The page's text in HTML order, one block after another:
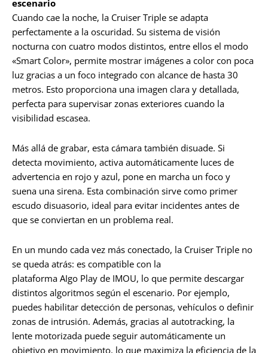
escenario
Cuando cae la noche, la Cruiser Triple se adapta
perfectamente a la oscuridad. Su sistema de visión
nocturna con cuatro modos distintos, entre ellos el modo
«Smart Color», permite mostrar imágenes a color con poca
luz gracias a un foco integrado con alcance de hasta 30
metros. Esto proporciona una imagen clara y detallada,
perfecta para supervisar zonas exteriores cuando la
visibilidad escasea.
Más allá de grabar, esta cámara también disuade. Si
detecta movimiento, activa automáticamente luces de
advertencia en rojo y azul, pone en marcha un foco y
suena una sirena. Esta combinación sirve como primer
escudo disuasorio, ideal para evitar incidentes antes de
que se conviertan en un problema real.
En un mundo cada vez más conectado, la Cruiser Triple no
se queda atrás: es compatible con la
plataforma AIgo Play de IMOU, lo que permite descargar
distintos algoritmos según el escenario. Por ejemplo,
puedes habilitar detección de personas, vehículos o definir
zonas de intrusión. Además, gracias al autotracking, la
lente motorizada puede seguir automáticamente un
objetivo en movimiento, lo que maximiza la eficiencia de la